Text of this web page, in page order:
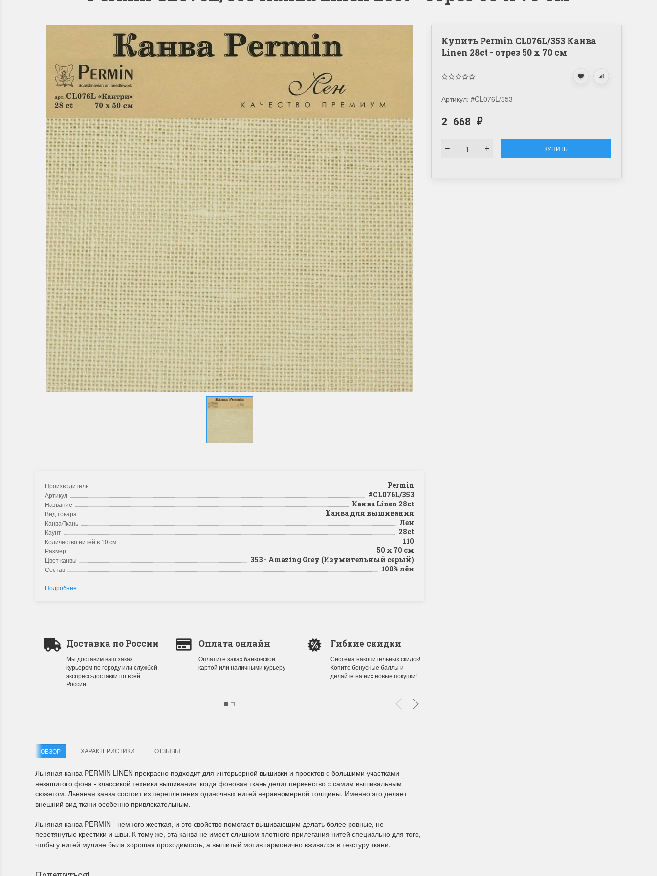
Летние Скидки
Анастасия Туманова
На сайте пополнение наборов Dimensions
На склад приехали новинки от всеми
Dimensions 35231 Willow
Производитель Permin
Артикул #CL076L/353
Название Канва Linen 28ct
Вид товара Канва для вышивания
Канва/Ткань Лен
Каунт 28ct
Количество нитей в 10 см 110
Размер 50 x 70 см
Цвет канвы 353 - Amazing Grey (Изумительный серый)
Состав 100% лён
Подробнее
Доставка по России
Мы доставим ваш заказ
курьером по городу или службой
экспресс-доставки по всей
России.
Оплата онлайн
Оплатите заказ банковской
картой или наличными курьеру
Гибкие скидки
Система накопительных скидок!
Копите бонусные баллы и
делайте на них новые покупки!
ОБЗОР ХАРАКТЕРИСТИКИ ОТЗЫВЫ
Льняная канва PERMIN LINEN прекрасно подходит для интерьерной вышивки и проектов с большими участками
незашитого фона - классикой техники вышивания, когда фоновая ткань делит первенство с самим вышивальным
сюжетом. Льняная канва состоит из переплетения одиночных нитей неравномерной толщины. Именно это делает
внешний вид ткани особенно привлекательным.
Льняная канва PERMIN - немного жесткая, и это свойство помогает вышивающим делать более ровные, не
перетянутые крестики и швы. К тому же, эта канва не имеет слишком плотного прилегания нитей специально для того,
чтобы у нитей мулине была хорошая проходимость, а вышитый мотив гармонично вживался в текстуру ткани.
Купить Permin CL076L/353 Канва
Linen 28ct - отрез 50 x 70 см
Артикул: #CL076L/353
2 668 ₽
КУПИТЬ